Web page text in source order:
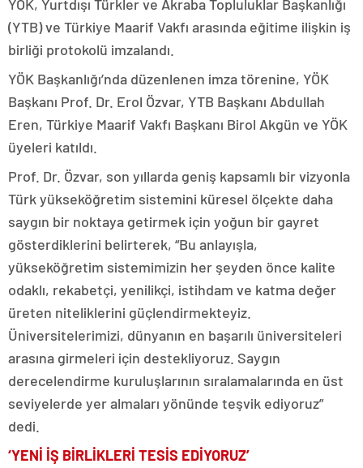
YÖK, Yurtdışı Türkler ve Akraba Topluluklar Başkanlığı
(YTB) ve Türkiye Maarif Vakfı arasında eğitime ilişkin iş
birliği protokolü imzalandı.
YÖK Başkanlığı’nda düzenlenen imza törenine, YÖK
Başkanı Prof. Dr. Erol Özvar, YTB Başkanı Abdullah
Eren, Türkiye Maarif Vakfı Başkanı Birol Akgün ve YÖK
üyeleri katıldı.
Prof. Dr. Özvar, son yıllarda geniş kapsamlı bir vizyonla
Türk yükseköğretim sistemini küresel ölçekte daha
saygın bir noktaya getirmek için yoğun bir gayret
gösterdiklerini belirterek, “Bu anlayışla,
yükseköğretim sistemimizin her şeyden önce kalite
odaklı, rekabetçi, yenilikçi, istihdam ve katma değer
üreten niteliklerini güçlendirmekteyiz.
Üniversitelerimizi, dünyanın en başarılı üniversiteleri
arasına girmeleri için destekliyoruz. Saygın
derecelendirme kuruluşlarının sıralamalarında en üst
seviyelerde yer almaları yönünde teşvik ediyoruz”
dedi.
‘YENİ İŞ BİRLİKLERİ TESİS EDİYORUZ’